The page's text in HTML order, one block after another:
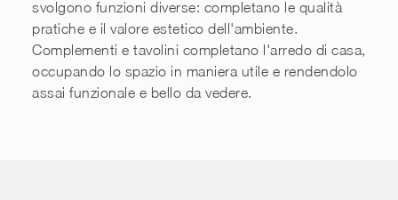
svolgono funzioni diverse: completano le qualità
pratiche e il valore estetico dell'ambiente.
Complementi e tavolini completano l'arredo di casa,
occupando lo spazio in maniera utile e rendendolo
assai funzionale e bello da vedere.